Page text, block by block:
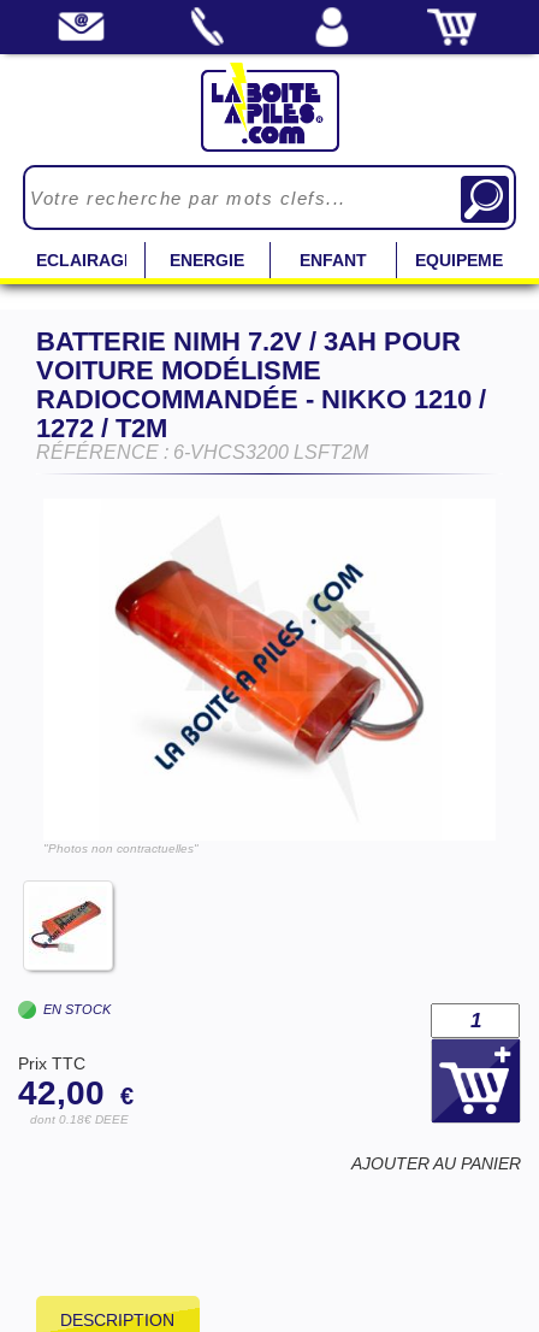
ECLAIRAGE ENERGIE ENFANT EQUIPEMENT
BATTERIE NIMH 7.2V / 3AH POUR
VOITURE MODÉLISME
RADIOCOMMANDÉE - NIKKO 1210 /
1272 / T2M
RÉFÉRENCE : 6-VHCS3200 LSFT2M
"Photos non contractuelles"
EN STOCK
Prix TTC
42,00 €
dont 0.18€ DEEE
AJOUTER AU PANIER
DESCRIPTION